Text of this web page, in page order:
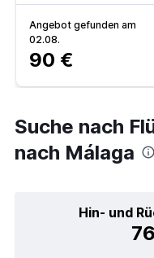
Angebot gefunden am
02.08.
90 €
Suche nach
nach Málaga
Hin- und